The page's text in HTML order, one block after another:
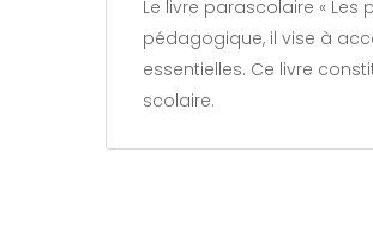
Le livre parascolaire «
pédagogique, il vise à
essentielles. Ce livre
scolaire.